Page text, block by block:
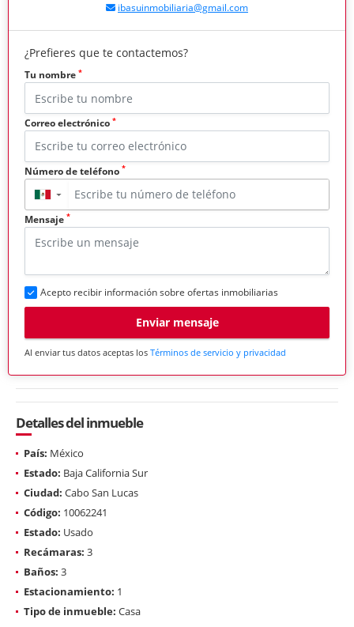
ibasuinmobiliaria@gmail.com
¿Prefieres que te contactemos?
Tu nombre *
Correo electrónico *
Número de teléfono *
▼
Mensaje *
Acepto recibir información sobre ofertas inmobiliarias
Enviar mensaje
Al enviar tus datos aceptas los Términos de servicio y privacidad
Detalles del inmueble
País: México
Estado: Baja California Sur
Ciudad: Cabo San Lucas
Código: 10062241
Estado: Usado
Recámaras: 3
Baños: 3
Estacionamiento: 1
Tipo de inmueble: Casa